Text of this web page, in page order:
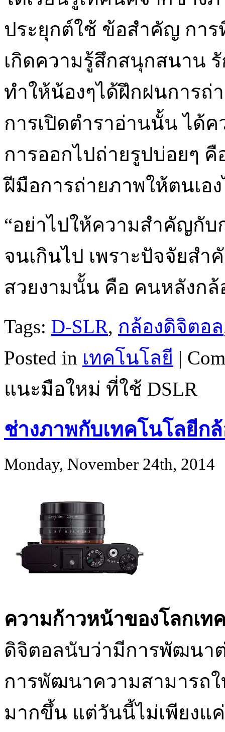
ประยุกต์ใช้ ข้อสำคัญ การ
เกิดความรู้สึกสนุกสนาน
ทำให้น้องๆได้ฝึกฝนการ
การเปิดตำราอ่านนั้น ได้
การออกไปถ่ายรูปบ่อยๆ
ฝีมือการถ่ายภาพให้ตนเอง
“อย่าไปให้ความสำคัญกั
จนเกินไป เพราะปัจจัยส
สวยงามนั้น คือ คนหลังกล้
Tags: D-SLR, กล้องดิจิตอล
Posted in เทคโนโลยี |
แนะมือใหม่ ที่ใช้ DSLR
ช่างภาพกับเทคโนโลยีก
Monday, November 24th, 2014
ความก้าวหน้าของโลกเท
ดิจิตอลนับว่ามีการพัฒนา
การพัฒนาความสามารถ
มากขึ้น แต่วันนี้ไม่เพียงแ